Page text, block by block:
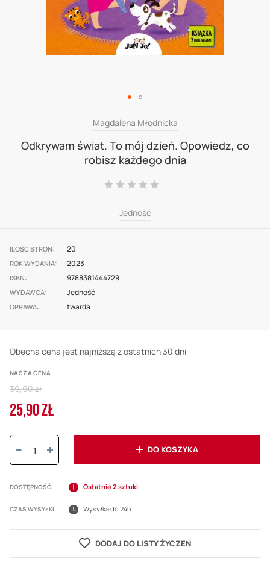
gallery
Magdalena Młodnicka
Odkrywam świat. To mój dzień. Opowiedz, co
robisz każdego dnia
Ocena:
Jedność
ILOŚĆ STRON 20
ROK WYDANIA 2023
ISBN 9788381444729
WYDAWCA Jedność
OPRAWA twarda
Obecna cena jest najniższą z ostatnich 30 dni
NASZA CENA
Cena
25,90 ZŁ
Regular
Price
39,90 zł
Ilość:
DO KOSZYKA
DOSTĘPNOŚĆ Ostatnie 2 sztuki
CZAS WYSYŁKI Wysyłka do 24h
DODAJ DO LISTY ŻYCZEŃ